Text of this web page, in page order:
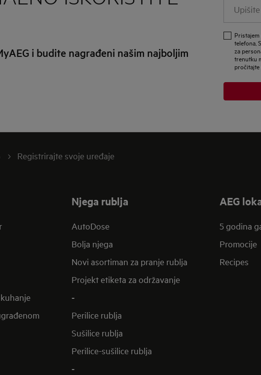
i budite nagrađeni našim najboljim
svoju
mail
adresu
telefona,
za
trenutku
pročitajte
Registrirajte svoje uređaje
Njega rublja
AutoDose
Bolja njega
Novi asortiman za pranje rublja
Projekt etiketa za održavanje
-
Perilice rublja
Sušilice rublja
Perilice-sušilice rublja
-
AEG
5 godina
Promocije
Recipes